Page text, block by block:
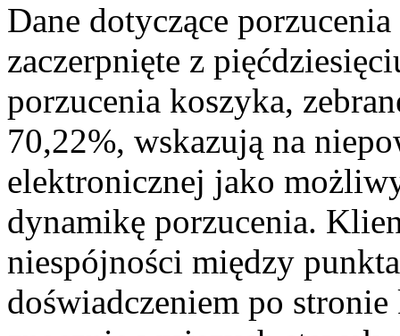
Dane dotyczące
zaczerpnięte z
porzucenia koszyka,
70,22%, wskazują na
elektronicznej jako
dynamikę porzucenia.
niespójności między
doświadczeniem po